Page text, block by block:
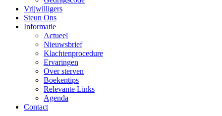
Vrijwilligers
Steun Ons
Informatie
Actueel
Nieuwsbrief
Klachtenprocedure
Ervaringen
Over sterven
Boekentips
Relevante Links
Agenda
Contact